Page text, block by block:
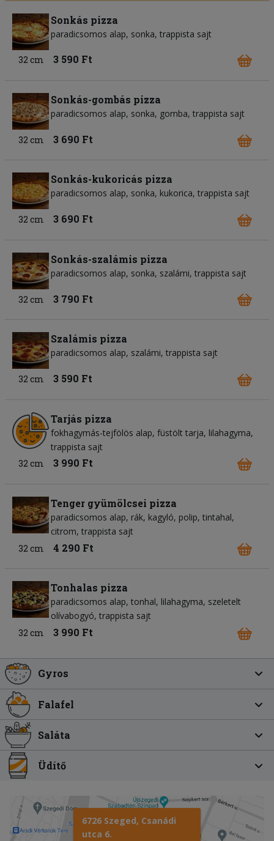
Sonkás pizza
paradicsomos alap sonka trappista sajt
32 cm 3 590 Ft
Sonkás-gombás pizza
paradicsomos alap sonka gomba trappista sajt
32 cm 3 690 Ft
Sonkás-kukoricás pizza
paradicsomos alap sonka kukorica trappista sajt
32 cm 3 690 Ft
Sonkás-szalámis pizza
paradicsomos alap sonka szalámi trappista sajt
32 cm 3 790 Ft
Szalámis pizza
paradicsomos alap szalámi trappista sajt
32 cm 3 590 Ft
Tarjás pizza
fokhagymás-tejfölös alap füstölt tarja lilahagyma
trappista sajt
32 cm
3 990 Ft
Tenger gyümölcsei pizza
paradicsomos alap rák kagyló polip tintahal
citrom trappista sajt
32 cm
4 290 Ft
Tonhalas pizza
paradicsomos alap tonhal lilahagyma szeletelt
olívabogyó trappista sajt
32 cm
3 990 Ft
Gyros
Falafel
Saláta
Üdítő
6726 Szeged, Csanádi
utca 6.